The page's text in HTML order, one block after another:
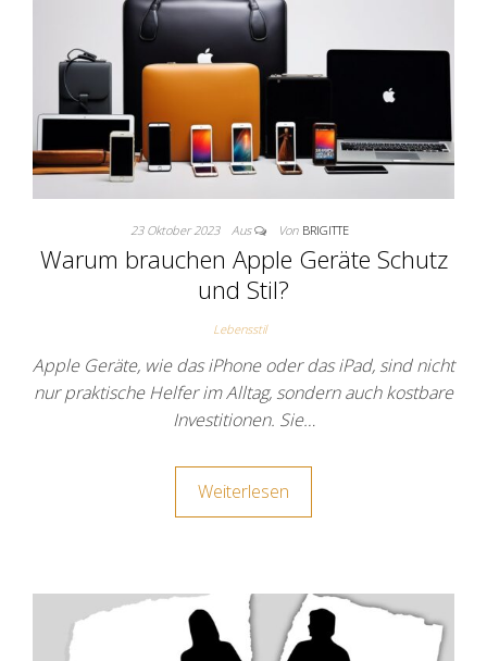
23 Oktober 2023 Aus Von BRIGITTE
Warum brauchen Apple Geräte Schutz
und Stil?
Lebensstil
Apple Geräte, wie das iPhone oder das iPad, sind nicht
nur praktische Helfer im Alltag, sondern auch kostbare
Investitionen. Sie…
Weiterlesen